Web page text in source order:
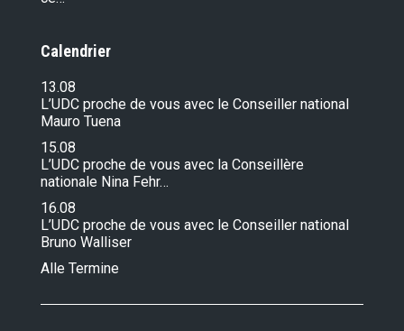
Calendrier
13.08
L’UDC proche de vous avec le Conseiller national
Mauro Tuena
15.08
L’UDC proche de vous avec la Conseillère
nationale Nina Fehr…
16.08
L’UDC proche de vous avec le Conseiller national
Bruno Walliser
Alle Termine